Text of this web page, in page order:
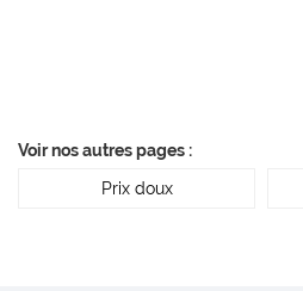
Voir nos autres pages :
Prix doux